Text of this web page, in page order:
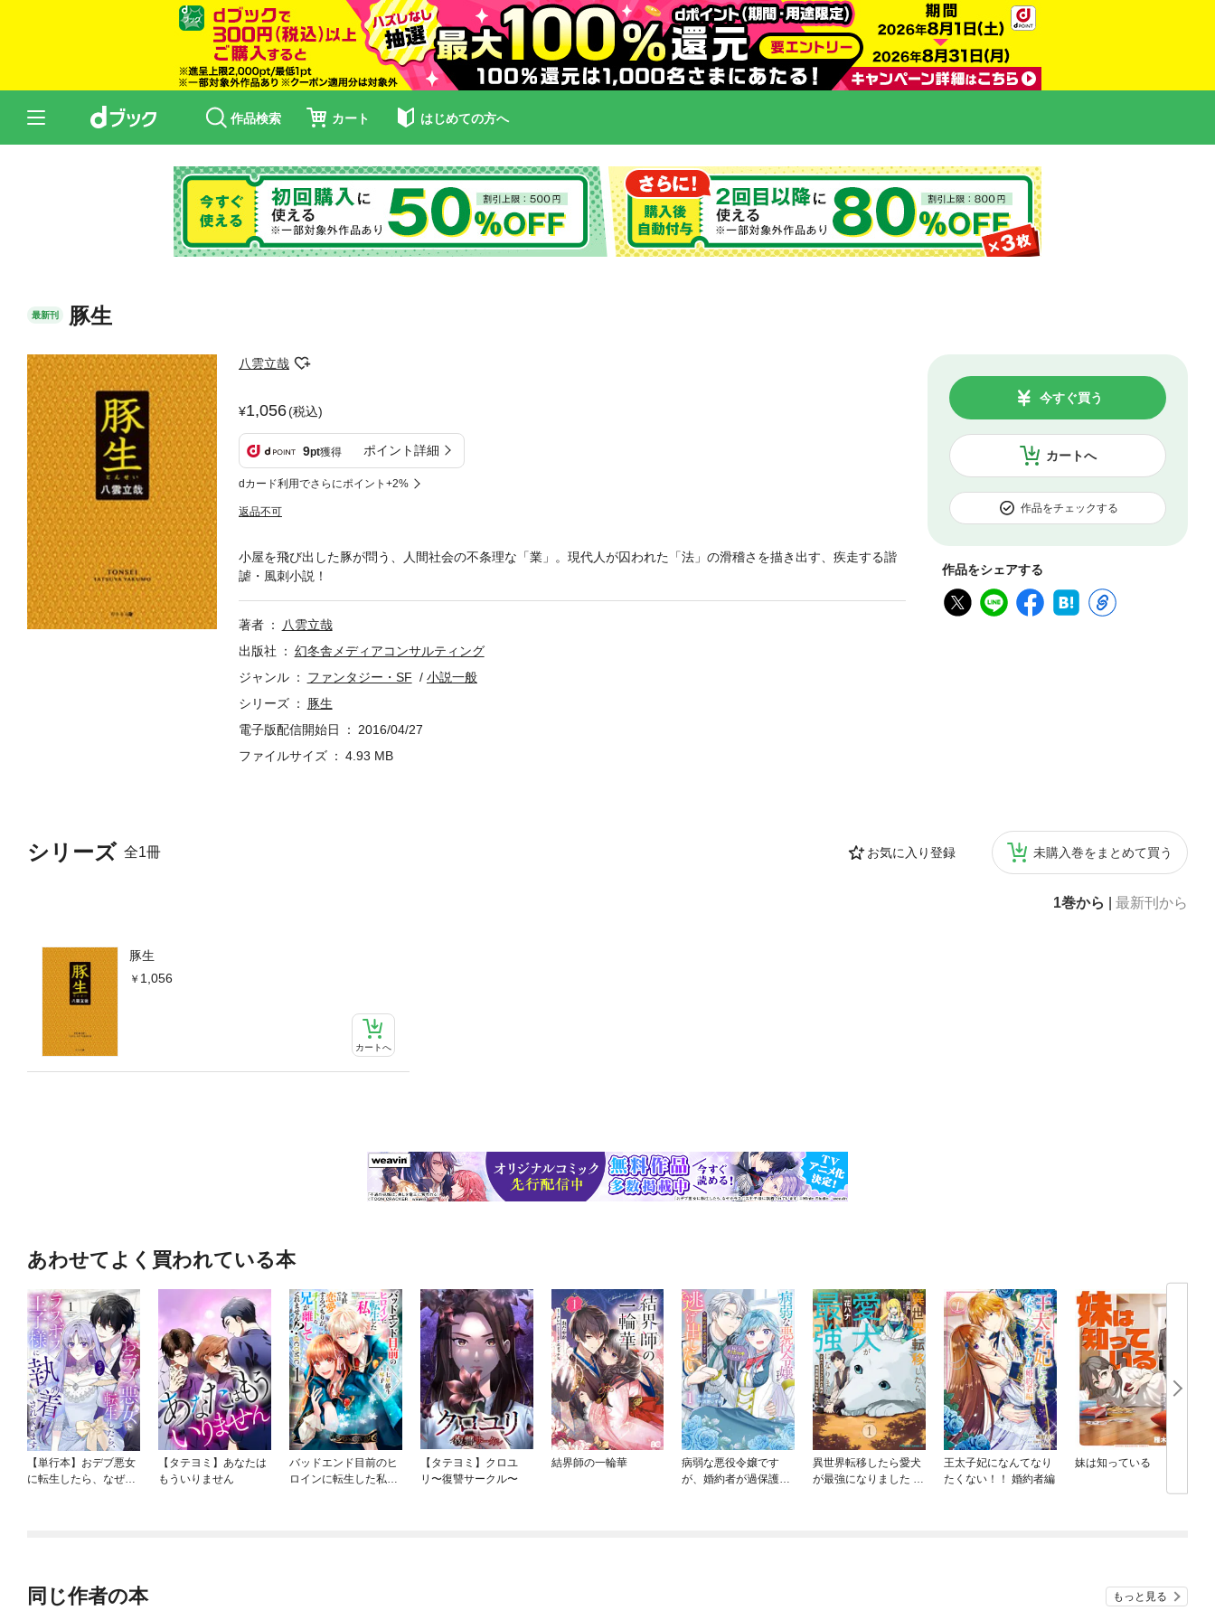
作品検索 カート はじめての方へ
最新刊 豚生
八雲立哉
1,056(税込)
9pt獲得 ポイント詳細
dカード利用でさらにポイント+2%
返品不可
カートへ
今すぐ買う
作品をチェックする
作品をシェアする
シリーズ 全1冊 お気に入り登録 未購入巻をまとめて買う
1巻から 最新刊から
豚生
1,056
カートへ
小屋を飛び出した豚が問う、人間社会の不条理な「業」。現代人が囚われた「法」の滑稽さを描き出す、疾走する諧
謔・風刺小説！
著者
八雲立哉
出版社
幻冬舎メディアコンサルティング
ジャンル
ファンタジー・SF
小説一般
シリーズ
豚生
電子版配信開始日
2016/04/27
ファイルサイズ
4.93 MB
あわせてよく買われている本
【単行本】おデブ悪女
に転生したら、なぜか
【タテヨミ】あなたは
もういりません
バッドエンド目前のヒ
ロインに転生した私、
【タテヨミ】クロユ
リ〜復讐サークル〜
結界師の一輪華
病弱な悪役令嬢です
が、婚約者が過保護す
異世界転移したら愛犬
が最強になりました ～
王太子妃になんてなり
たくない！！ 婚約者編
妹は知っている
同じ作者の本 もっと見る